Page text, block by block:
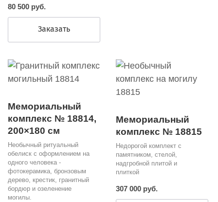
80 500 руб.
Заказать
Мемориальный
комплекс № 18814,
200×180 см
Необычный ритуальный
обелиск с оформлением на
одного человека -
фотокерамика, бронзовым
дерево, крестик, гранитный
бордюр и озеленение
могилы.
Мемориальный
комплекс № 18815
Недорогой комплект с
памятником, стелой,
надгробной плитой и
плиткой
307 000 руб.